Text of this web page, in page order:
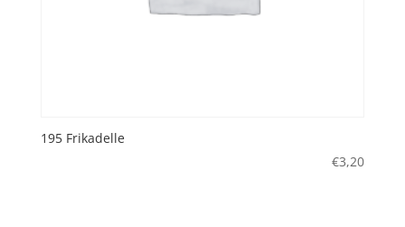
195 Frikadelle
€3,20